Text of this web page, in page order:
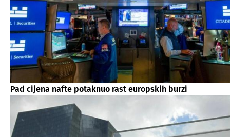
Pad cijena nafte potaknuo rast europskih burzi